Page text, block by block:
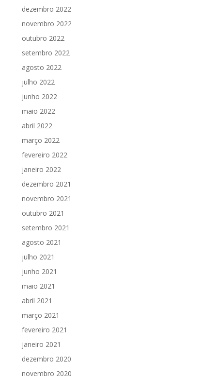
dezembro 2022
novembro 2022
outubro 2022
setembro 2022
agosto 2022
julho 2022
junho 2022
maio 2022
abril 2022
março 2022
fevereiro 2022
janeiro 2022
dezembro 2021
novembro 2021
outubro 2021
setembro 2021
agosto 2021
julho 2021
junho 2021
maio 2021
abril 2021
março 2021
fevereiro 2021
janeiro 2021
dezembro 2020
novembro 2020